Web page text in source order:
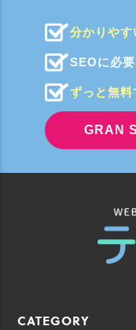
分かりやす
SEOに必
ずっと無料
GRAN
CATEGORY